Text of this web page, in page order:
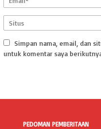
Simpan nama, email, dan
untuk komentar saya
PEDOMAN PEMBERITAAN